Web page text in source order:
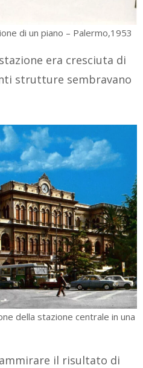
di un piano – Palermo,1953
era cresciuta di
strutture sembravano
della stazione centrale in una
il risultato di